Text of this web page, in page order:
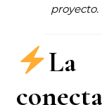
proyecto.
La